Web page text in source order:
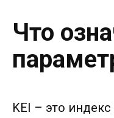
Что
KEI – это